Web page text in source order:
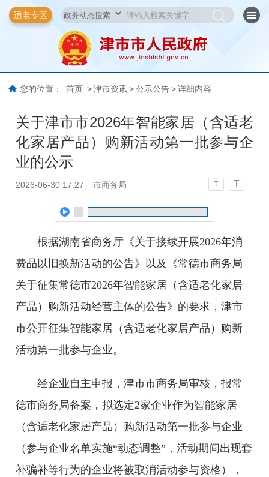
适老专区
您的位置： 首页 > 津市资讯 > 公示公告 > 详细内容
关于津市市2026年智能家居（含适老
化家居产品）购新活动第一批参与企
业的公示
2026-06-30 17:27 市商务局 T T
根据湖南省商务厅《关于接续开展2026年消
费品以旧换新活动的公告》以及《常德市商务局
关于征集常德市2026年智能家居（含适老化家居
产品）购新活动经营主体的公告》的要求，津市
市公开征集智能家居（含适老化家居产品）购新
活动第一批参与企业。
经企业自主申报，津市市商务局审核，报常
德市商务局备案，拟选定2家企业作为智能家居
（含适老化家居产品）购新活动第一批参与企业
（参与企业名单实施“动态调整”，活动期间出现套
补骗补等行为的企业将被取消活动参与资格），